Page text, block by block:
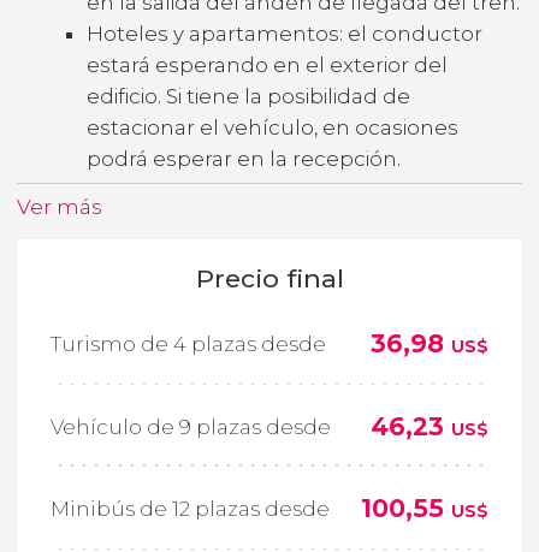
Hoteles y apartamentos: el conductor
estará esperando en el exterior del
edificio. Si tiene la posibilidad de
estacionar el vehículo, en ocasiones
podrá esperar en la recepción.
Ver más
Precio final
Turismo de 4 plazas desde 36,98 US$
Vehículo de 9 plazas desde 46,23 US$
Minibús de 12 plazas desde 100,55 US$